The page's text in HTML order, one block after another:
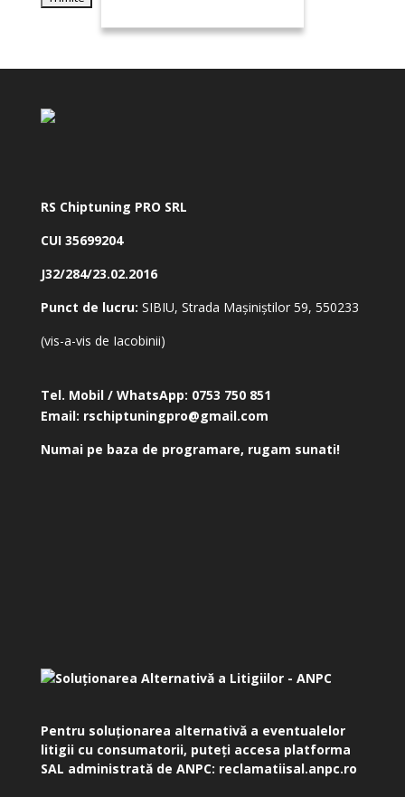
RS Chiptuning PRO SRL
CUI 35699204
J32/284/23.02.2016
Punct de lucru: SIBIU, Strada Mașiniștilor 59, 550233
(vis-a-vis de Iacobinii)
Tel. Mobil / WhatsApp: 0753 750 851
Email: rschiptuningpro@gmail.com
Numai pe baza de programare, rugam sunati!
Pentru soluționarea alternativă a eventualelor
litigii cu consumatorii, puteți accesa platforma
SAL administrată de ANPC: reclamatiisal.anpc.ro